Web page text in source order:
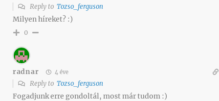
Reply to Tozso_ferguson
Milyen híreket? :)
0
radnar 4 éve
Reply to Tozso_ferguson
Fogadjunk erre gondoltál, most már tudom :)